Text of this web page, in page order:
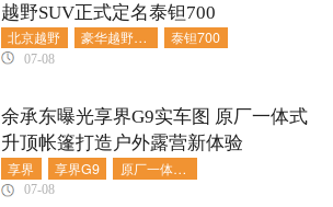
北京越野 豪华越野SUV 泰钽700
越野SUV正式定名泰钽700
07-08
享界 享界G9 原厂一体式升顶帐篷
余承东曝光享界G9实车图 原厂一体式
升顶帐篷打造户外露营新体验
07-08